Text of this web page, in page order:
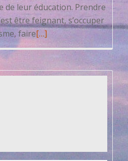
de leur éducation. Prendre
être feignant, s’occuper
faireEn
savoir
surSe
[…]